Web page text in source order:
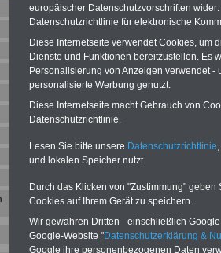
Vorteile für den
öffentlichen Dienst
Vergleichen und sparen:
-Krankenzusatzversicherung-
Online-Vergleich Gesetzliche
Krankenkassen-
Zahnzusatzversicherung
-
Ihr
den Fall der
Leben
europäischer Datenschutzvorschriften
Datenschutzrichtlinie für elektronische
Diese Internetseite verwendet Cookies, um
Dienste und Funktionen bereitzustellen. Es
Personalisierung von Anzeigen verwendet
personalisierte Werbung genutzt.
Diese Internetseite macht Gebrauch von
Datenschutzrichtlinie.
Lesen Sie bitte unsere Datenschutzrichtlinie
und lokalen Speicher nutzt.
Durch das Klicken von "Zustimmung"
Cookies auf Ihrem Gerät zu speichern.
Wir gewähren Dritten - einschließlich
Google-Website "Datenschutzerklärung &
Google ihre personenbezogenen Daten